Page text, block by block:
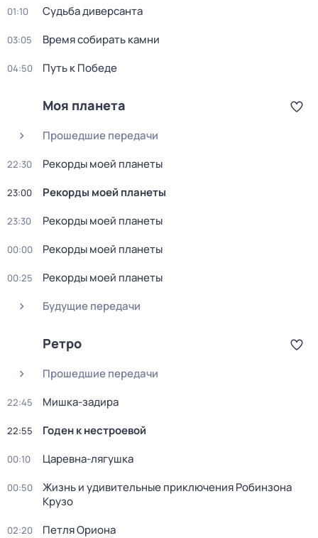
01:10 Судьба диверсанта
03:05 Время собирать камни
04:50 Путь к Победе
Моя планета
Прошедшие передачи
22:30 Рекорды моей планеты
23:00 Рекорды моей планеты
23:30 Рекорды моей планеты
00:00 Рекорды моей планеты
00:25
Рекорды моей планеты
Будущие передачи
Ретро
Прошедшие передачи
22:45 Мишка-задира
22:55 Годен к нестроевой
00:10 Царевна-лягушка
00:50
Жизнь и удивительные приключения Робинзона
Крузо
02:20 Петля Ориона